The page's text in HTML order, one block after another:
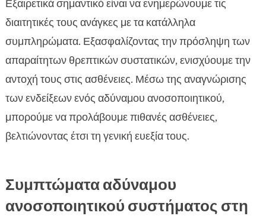
Εξαιρετικά σημαντικό είναι να ενημερώνουμε τις
διαιτητικές τους ανάγκες με τα κατάλληλα
συμπληρώματα. Εξασφαλίζοντας την πρόσληψη των
απαραίτητων θρεπτικών συστατικών, ενισχύουμε την
αντοχή τους στις ασθένειες. Μέσω της αναγνώρισης
των ενδείξεων ενός αδύναμου ανοσοποιητικού,
μπορούμε να προλάβουμε πιθανές ασθένειες,
βελτιώνοντας έτσι τη γενική ευεξία τους.
Συμπτώματα αδύναμου
ανοσοποιητικού συστήματος στη